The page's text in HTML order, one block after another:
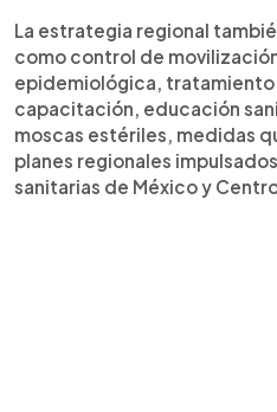
La estrategia regional
como control de
epidemiológica, tratamiento
capacitación, educación
moscas estériles, medidas
planes regionales
sanitarias de México y